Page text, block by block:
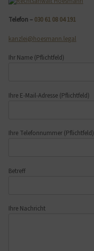
Telefon – 030 61 08 04 191
kanzlei@hoesmann.legal
Ihr Name (Pflichtfeld)
Ihre E-Mail-Adresse (Pflichtfeld)
Ihre Telefonnummer (Pflichtfeld)
Betreff
Ihre Nachricht